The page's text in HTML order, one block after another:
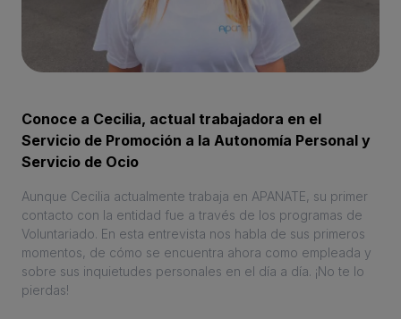
Conoce a Cecilia, actual trabajadora en el
Servicio de Promoción a la Autonomía Personal y
Servicio de Ocio
Aunque Cecilia actualmente trabaja en APANATE, su primer
contacto con la entidad fue a través de los programas de
Voluntariado. En esta entrevista nos habla de sus primeros
momentos, de cómo se encuentra ahora como empleada y
sobre sus inquietudes personales en el día a día. ¡No te lo
pierdas!